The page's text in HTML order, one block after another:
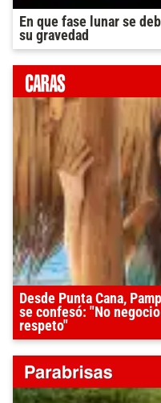
En que fase lunar se
su gravedad
Desde Punta Cana,
se confesó: "No
respeto"